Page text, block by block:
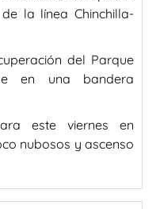
la línea Chinchilla-
del Parque
en una bandera
este viernes en
nubosos y ascenso